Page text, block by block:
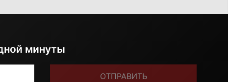
минуты
ОТПРАВИТЬ